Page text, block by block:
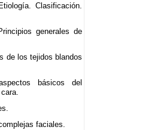
Clasificación.
generales de
de los tejidos blandos
básicos del
faciales.